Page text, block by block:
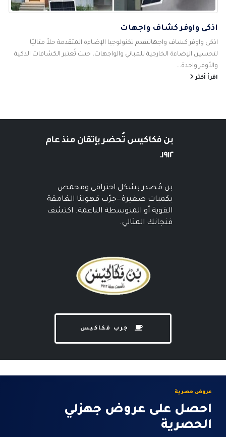
اذكى واوفر كشاف واجهات
اذكى واوفر كشاف واجهاتتقدم تكنولوجيا الإضاءة المتقدمة حلاً مثاليًا
لتحسين الإضاءة الخارجية للمباني والواجهات، حيث تُعتبر الكشافات الذكية
والأوفر واحدة...
اقرأ أكثر
بن فكاكيستُحضر بإتقان منذ عام
١٩١٢.
بن مُصدر بشكل احترافي ومحمص
بكميات صغيرة—جرّب قهوتنا الغامقة
القوية أو المتوسطة الناعمة. اكتشف
فنجانك المثالي.
جرب فكاكيس
عروض حصرية
احصل على عروض جهزلي
الحصرية